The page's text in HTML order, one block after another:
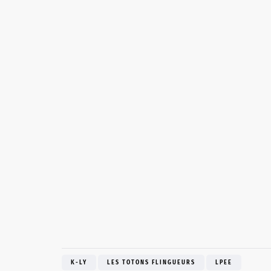
K-LY LES TOTONS FLINGUEURS LPEE